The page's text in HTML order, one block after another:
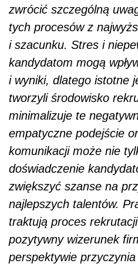
zwrócić szczególną
tych procesów z
i szacunku. Stres i
kandydatom mogą
i wyniki, dlatego istotne
tworzyli środowisko
minimalizuje te
empatyczne podejście
komunikacji może nie
doświadczenie
zwiększyć szanse na
najlepszych talentów.
traktują proces
pozytywny wizerunek
perspektywie